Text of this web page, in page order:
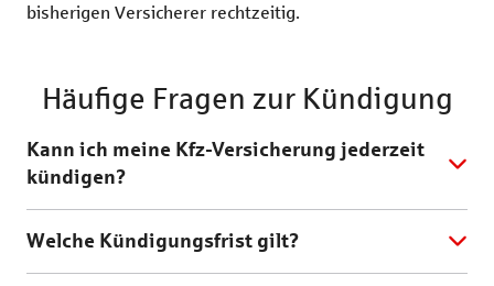
bisherigen Versicherer rechtzeitig.
Häufige Fragen zur Kündigung
Kann ich meine Kfz-Versicherung jederzeit
kündigen?
Welche Kündigungsfrist gilt?